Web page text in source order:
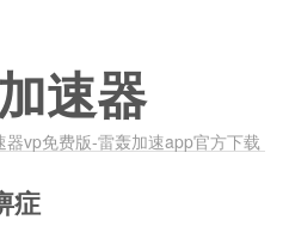
速器
vp免费版-雷轰加速app官方下载
症